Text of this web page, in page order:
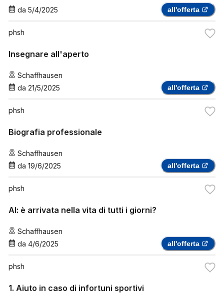
da 5/4/2025 all'offerta
phsh
Insegnare all'aperto
Schaffhausen
da 21/5/2025 all'offerta
phsh
Biografia professionale
Schaffhausen
da 19/6/2025 all'offerta
phsh
AI: è arrivata nella vita di tutti i giorni?
Schaffhausen
da 4/6/2025 all'offerta
phsh
1. Aiuto in caso di infortuni sportivi